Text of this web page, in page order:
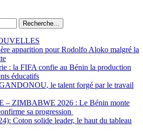
Recherche...
apparition pour Rodolfo Aloko malgré la
: la FIFA confie au Bénin la production
éducatifs
le talent forgé par le travail
– ZIMBABWE 2026 : Le Bénin monte
sa progression
Coton solide leader, le haut du tableau